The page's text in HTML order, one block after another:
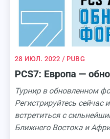
28 ИЮЛ. 2022 / PUBG
PCS7: Европа —
Турнир в обновленном
Регистрируйтесь сейчас
встретиться с
Ближнего Востока и